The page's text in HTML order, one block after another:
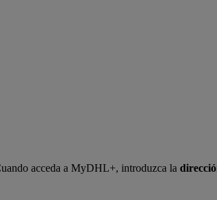
acceda a MyDHL+, introduzca la